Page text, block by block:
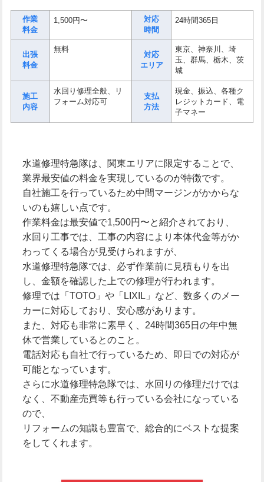
作業
料金
1,500円〜
対応
時間
24時間365日
出張
料金
無料
対応
エリア
東京、神奈川、埼
玉、群馬、栃木、茨
城
施工
内容
水回り修理全般、リ
フォーム対応可
支払
方法
現金、振込、各種ク
レジットカード、電
子マネー
水道修理特急隊は、関東エリアに限定することで、
業界最安値の料金を実現しているのが特徴です。
自社施工を行っているため中間マージンがかからな
いのも嬉しい点です。
作業料金は最安値で1,500円〜と紹介されており、
水回り工事では、工事の内容により本体代金等がか
わってくる場合が見受けられますが、
水道修理特急隊では、必ず作業前に見積もりを出
し、金額を確認した上での修理が行われます。
修理では「TOTO」や「LIXIL」など、数多くのメー
カーに対応しており、安心感があります。
また、対応も非常に素早く、24時間365日の年中無
休で営業しているとのこと。
電話対応も自社で行っているため、即日での対応が
可能となっています。
さらに水道修理特急隊では、水回りの修理だけでは
なく、不動産売買等も行っている会社になっている
ので、
リフォームの知識も豊富で、総合的にベストな提案
をしてくれます。